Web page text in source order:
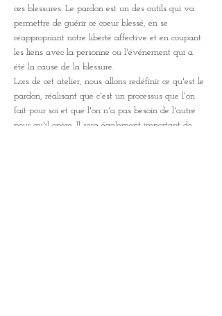
ces blessures. Le pardon est un des outils qui va
permettre de guérir ce coeur blessé, en se
réappropriant notre liberté affective et en coupant
les liens avec la personne ou l'événement qui a
été la cause de la blessure.
Lors de cet atelier, nous allons redéfinir ce qu'est le
pardon, réalisant que c'est un processus que l'on
fait pour soi et que l'on n'a pas besoin de l'autre
pour qu'il opère. Il sera également important de